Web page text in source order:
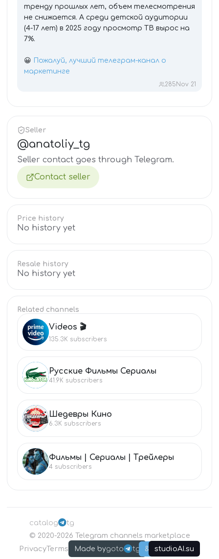
тренду прошлых лет, объем телесмотрения
не снижается. А среди детской аудитории
(4-17 лет) в 2025 году просмотр ТВ вырос на
7%.
😀
Пожалуй, лучший телеграм-канал о
маркетинге
285 Nov 21
Seller
@anatoliy_tg
Seller contact goes through Telegram.
Contact seller
Price history
No history yet
Resale history
No history yet
Related channels
VI Videos 🎬
135.3K subscribers
РУ Русские Фильмы Сериалы
41.9K subscribers
ШЕ Шедевры Кино
6.3K subscribers
ФИ Фильмы | Сериалы | Трейлеры
4 subscribers
catalog
tg
© 2020-2026 Telegram channels marketplace
PrivacyTerms Made bygoto tg & studioAI.su